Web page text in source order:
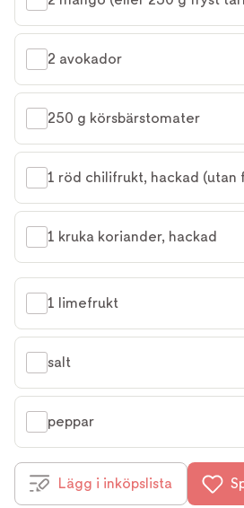
2 avokador
250 g körsbärstomater
1 röd chilifrukt, hackad (utan
1 kruka koriander, hackad
1 limefrukt
salt
peppar
Lägg i inköpslista